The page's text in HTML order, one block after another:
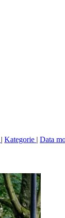
| Kategorie | Data